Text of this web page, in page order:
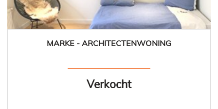
163 m² 3 1 Ja
MARKE - ARCHITECTENWONING
Verkocht